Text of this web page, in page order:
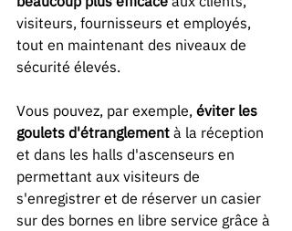
visiteurs, fournisseurs et employés,
tout en maintenant des niveaux de
sécurité élevés.
Vous pouvez, par exemple, éviter les
goulets d'étranglement à la réception
et dans les halls d'ascenseurs en
permettant aux visiteurs de
s'enregistrer et de réserver un casier
sur des bornes en libre service grâce à